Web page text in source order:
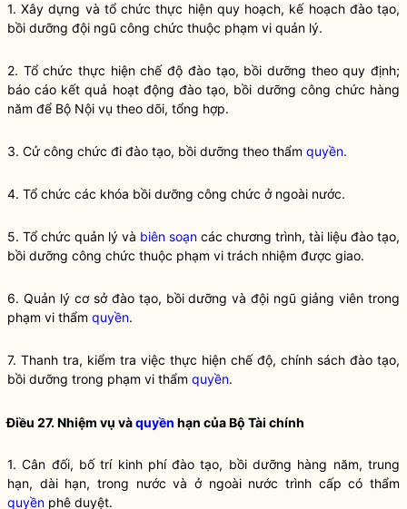
1. Xây dựng và tổ chức thực hiện quy hoạch, kế hoạch đào tạo,
bồi dưỡng đội ngũ công chức thuộc phạm vi quản lý.
2. Tổ chức thực hiện chế độ đào tạo, bồi dưỡng theo quy định;
báo cáo kết quả hoạt động đào tạo, bồi dưỡng công chức hàng
năm để Bộ Nội vụ theo dõi, tổng hợp.
3. Cử công chức đi đào tạo, bồi dưỡng theo thẩm quyền.
4. Tổ chức các khóa bồi dưỡng công chức ở ngoài nước.
5. Tổ chức quản lý và biên soạn các chương trình, tài liệu đào tạo,
bồi dưỡng công chức thuộc phạm vi trách nhiệm được giao.
6. Quản lý cơ sở đào tạo, bồi dưỡng và đội ngũ giảng viên trong
phạm vi thẩm quyền.
7. Thanh tra, kiểm tra việc thực hiện chế độ, chính sách đào tạo,
bồi dưỡng trong phạm vi thẩm quyền.
Điều 27. Nhiệm vụ vàquyền hạn của Bộ Tài chính
1. Cân đối, bố trí kinh phíđào tạo, bồi dưỡng hàng năm, trung
hạn, dài hạn, trong nước và ở ngoài nước trình cấp có thẩm
quyền phê duyệt.